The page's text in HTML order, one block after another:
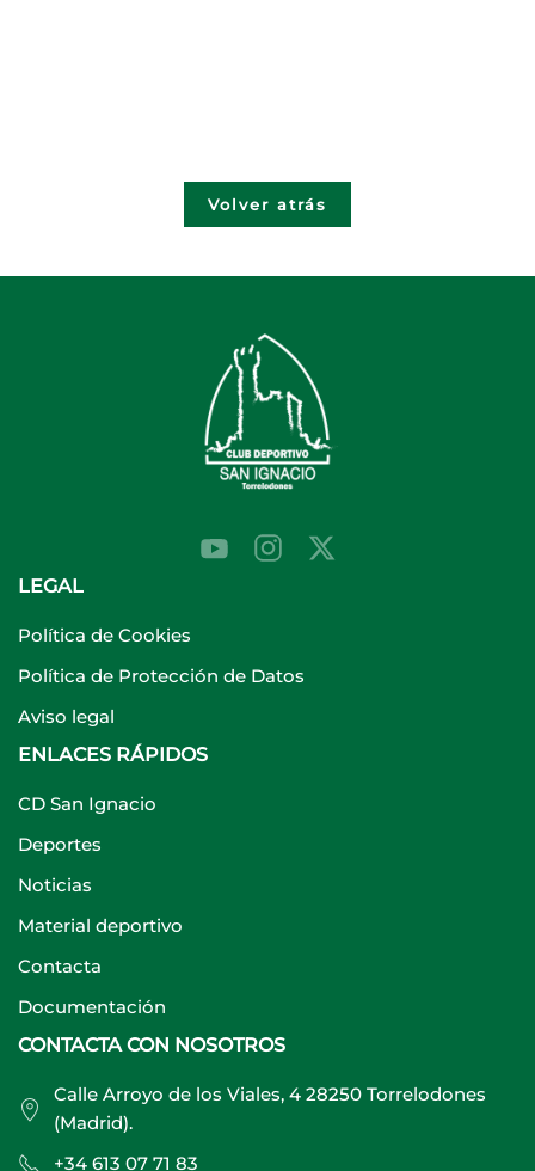
Volver atrás
LEGAL
Política de Cookies
Política de Protección de Datos
Aviso legal
ENLACES RÁPIDOS
CD San Ignacio
Deportes
Noticias
Material deportivo
Contacta
Documentación
CONTACTA CON NOSOTROS
Calle Arroyo de los Viales, 4 28250 Torrelodones
(Madrid).
+34 613 07 71 83